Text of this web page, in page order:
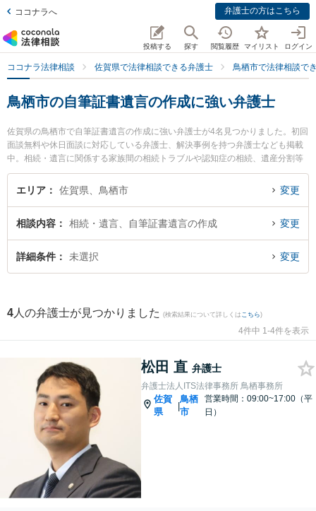
ココナラへ 弁護士の方はこちら
投稿する 探す 閲覧履歴 マイリスト ログイン
ココナラ法律相談 佐賀県で法律相談できる弁護士 鳥栖市で法律相談で
鳥栖市の自筆証書遺言の作成に強い弁護士
佐賀県の鳥栖市で自筆証書遺言の作成に強い弁護士が4名見つかりました。初回
面談無料や休日面談に対応している弁護士、解決事例を持つ弁護士なども掲載
中。相続・遺言に関係する家族間の相続トラブルや認知症の相続、遺産分割等
の細かな分野での絞り込み検索もでき便利です。特に弁護士法人ITS法律事務所
鳥栖事務所の松田 直弁護士や九州鳥栖・芯鋭法律事務所の小山 一郎弁護士、九
州鳥栖・芯鋭法律事務所の竹下 正実弁護士のプロフィール情報や弁護士費用、
の作成のトラブルを今すぐに弁護士に相談したい』『自筆証書遺言の作成のト
ラブル解決の実績豊富な近くの弁護士を検索したい』『初回相談無料で自筆証
書遺言の作成を法律相談できる鳥栖市内の弁護士に相談予約したい』などでお
エリア 佐賀県、鳥栖市 変更
相談内容 相続・遺言、自筆証書遺言の作成 変更
詳細条件 未選択 変更
4 人の弁護士が見つかりました (検索結果について詳しくは こちら)
4件中 1-4件を表示
松田 直 弁護士
弁護士法人ITS法律事務所 鳥栖事務所
佐賀
県
|
鳥栖
市
営業時間：09:00~17:00（平
日）